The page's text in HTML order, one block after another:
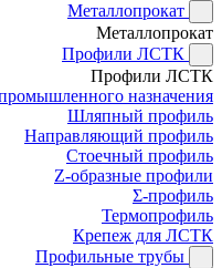
Металлопрокат
Металлопрокат
Профили ЛСТК
Профили ЛСТК
назначения
Шляпный профиль
Направляющий профиль
Стоечный профиль
Z-образные профили
Σ-профиль
Термопрофиль
Крепеж для ЛСТК
Профильные трубы